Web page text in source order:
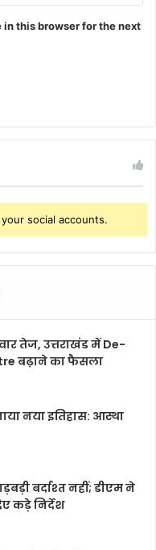
this browser for the next
social accounts.
तेज, उत्तराखंड में De-
बढ़ाने का फैसला
नया इतिहास: आस्था
बर्दाश्त नहीं; डीएम ने
कड़े निर्देश